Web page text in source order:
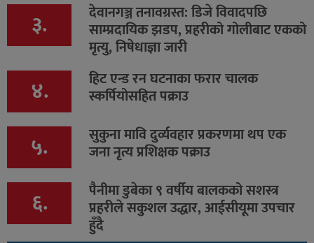
३. देवानगञ्ज तनावग्रस्त: डिजे विवादपछि
साम्प्रदायिक झडप, प्रहरीको गोलीबाट एकको
मृत्यु, निषेधाज्ञा जारी
४. हिट एन्ड रन घटनाका फरार चालक
स्कर्पियोसहित पक्राउ
५. सुकुना मावि दुर्व्यवहार प्रकरणमा थप एक
जना नृत्य प्रशिक्षक पक्राउ
६. पैनीमा डुबेका ९ वर्षीय बालकको सशस्त्र
प्रहरीले सकुशल उद्धार, आईसीयूमा उपचार
हुँदै